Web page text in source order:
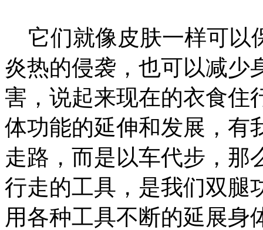
它们就像皮肤一样可以
炎热的侵袭，也可以减少
害，说起来现在的衣食住
体功能的延伸和发展，有
走路，而是以车代步，那
行走的工具，是我们双腿
用各种工具不断的延展身